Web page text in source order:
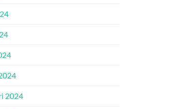
2024